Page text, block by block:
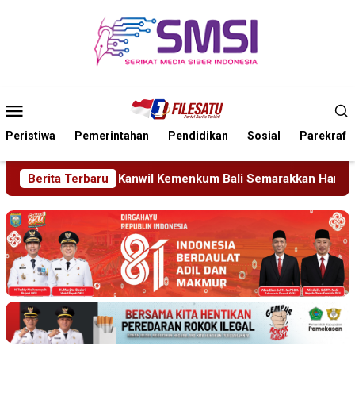
Mobile
Peristiwa Pemerintahan Pendidikan Sosial Parekraf
Berita Terbaru
Bali Semarakkan Hari Pengayoman ke-81